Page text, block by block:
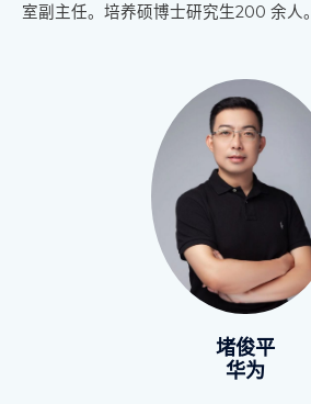
室副主任。培养硕博士研究生200 余人。
堵俊平
华为